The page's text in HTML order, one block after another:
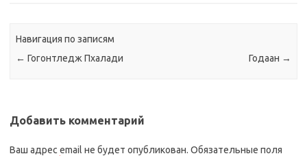
Навигация по записям
← Гогонтледж Пхалади Годаан →
Добавить комментарий
Ваш адрес email не будет опубликован. Обязательные поля